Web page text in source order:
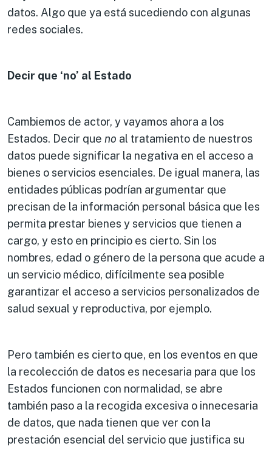
datos. Algo que ya está sucediendo con algunas
redes sociales.
Decir que ‘no’ al Estado
Cambiemos de actor, y vayamos ahora a los
Estados. Decir que no al tratamiento de nuestros
datos puede significar la negativa en el acceso a
bienes o servicios esenciales. De igual manera, las
entidades públicas podrían argumentar que
precisan de la información personal básica que les
permita prestar bienes y servicios que tienen a
cargo, y esto en principio es cierto. Sin los
nombres, edad o género de la persona que acude a
un servicio médico, difícilmente sea posible
garantizar el acceso a servicios personalizados de
salud sexual y reproductiva, por ejemplo.
Pero también es cierto que, en los eventos en que
la recolección de datos es necesaria para que los
Estados funcionen con normalidad, se abre
también paso a la recogida excesiva o innecesaria
de datos, que nada tienen que ver con la
prestación esencial del servicio que justifica su